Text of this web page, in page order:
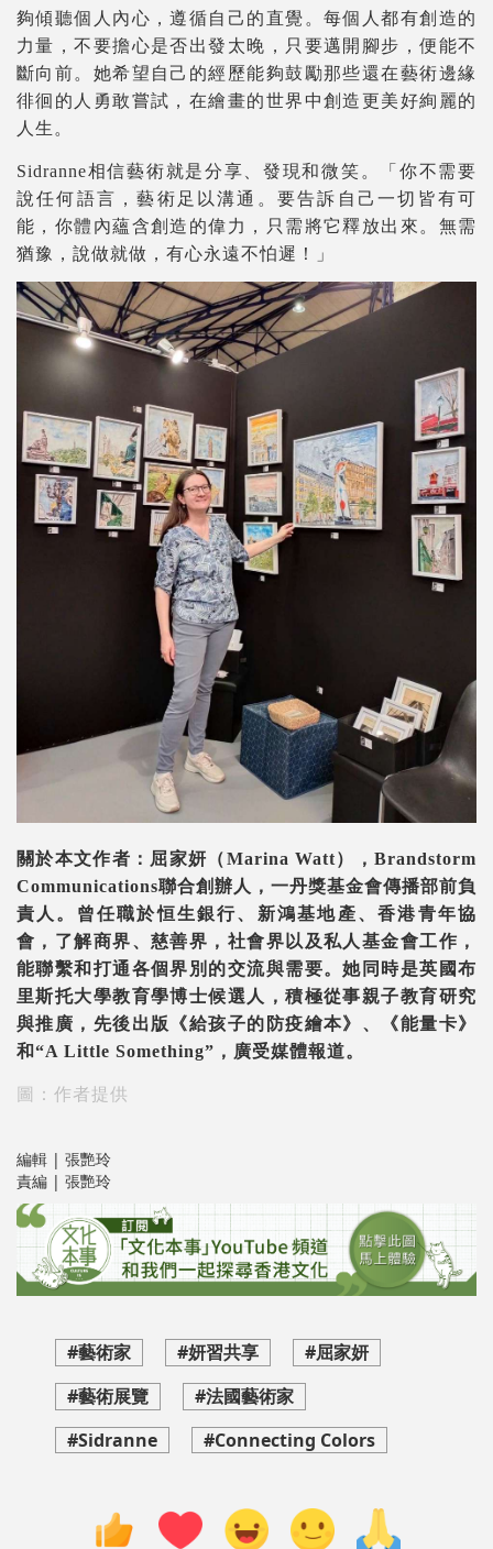
夠傾聽個人內心，遵循自己的直覺。每個人都有創造的
力量，不要擔心是否出發太晚，只要邁開腳步，便能不
斷向前。她希望自己的經歷能夠鼓勵那些還在藝術邊緣
徘徊的人勇敢嘗試，在繪畫的世界中創造更美好絢麗的
人生。
Sidranne相信藝術就是分享、發現和微笑。「你不需要
說任何語言，藝術足以溝通。要告訴自己一切皆有可
能，你體內蘊含創造的偉力，只需將它釋放出來。無需
猶豫，說做就做，有心永遠不怕遲！」
關於本文作者：屈家妍（Marina Watt），Brandstorm
Communications聯合創辦人，一丹獎基金會傳播部前負
責人。曾任職於恒生銀行、新鴻基地產、香港青年協
會，了解商界、慈善界，社會界以及私人基金會工作，
能聯繫和打通各個界別的交流與需要。她同時是英國布
里斯托大學教育學博士候選人，積極從事親子教育研究
與推廣，先後出版《給孩子的防疫繪本》、《能量卡》
和“A Little Something”，廣受媒體報道。
圖：作者提供
編輯 | 張艷玲
責編 | 張艷玲
#藝術家 #妍習共享
#屈家妍
#藝術展覽
#法國藝術家
#Sidranne
#Connecting Colors